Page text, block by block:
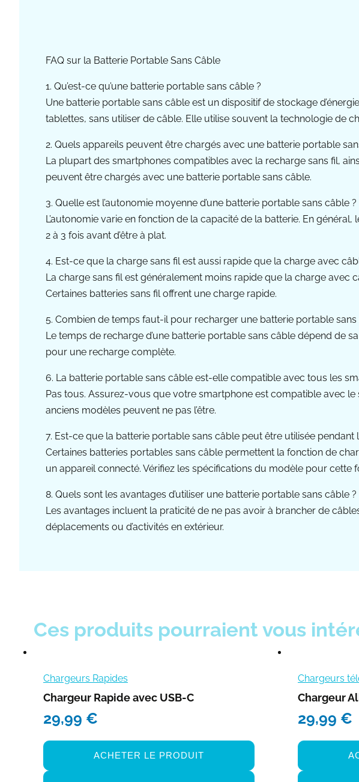
FAQ sur la Batterie Portable Sans Câble
1. Qu’est-ce qu’une batterie portable sans câble ?
Une batterie portable sans câble est un dispositif de stockage
tablettes, sans utiliser de câble. Elle utilise souvent la technologie de
2. Quels appareils peuvent être chargés avec une batterie portable
La plupart des smartphones compatibles avec la recharge sans fil,
peuvent être chargés avec une batterie portable sans câble.
3. Quelle est l’autonomie moyenne d’une batterie portable sans câble ?
L’autonomie varie en fonction de la capacité de la batterie. En
2 à 3 fois avant d’être à plat.
4. Est-ce que la charge sans fil est aussi rapide que la charge avec
La charge sans fil est généralement moins rapide que la charge avec
Certaines batteries sans fil offrent une charge rapide.
5. Combien de temps faut-il pour recharger une batterie portable sans
Le temps de recharge d’une batterie portable sans câble dépend de
pour une recharge complète.
6. La batterie portable sans câble est-elle compatible avec tous les
Pas tous. Assurez-vous que votre smartphone est compatible avec
anciens modèles peuvent ne pas l’être.
7. Est-ce que la batterie portable sans câble peut être utilisée pendant
Certaines batteries portables sans câble permettent la fonction de
un appareil connecté. Vérifiez les spécifications du modèle pour cette
8. Quels sont les avantages d’utiliser une batterie portable sans câble ?
Les avantages incluent la praticité de ne pas avoir à brancher de
déplacements ou d’activités en extérieur.
Ces produits pourraient vous
Chargeurs Rapides
Chargeur Rapide avec USB-C
29,99 €
ACHETER LE PRODUIT
Chargeurs
Chargeur
29,99 €